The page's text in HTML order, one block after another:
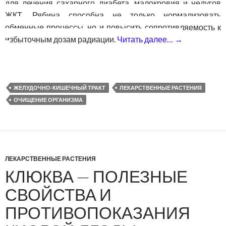
для лечения сахарного диабета, малокровия и недугов
ЖКТ. Рябина способна не только нормализовать
обменные процессы, но и повысить сопротивляемость к
избыточным дозам радиации. Читать далее… →
ЖЕЛУДОЧНО-КИШЕЧНЫЙ ТРАКТ
ЛЕКАРСТВЕННЫЕ РАСТЕНИЯ
ОЧИЩЕНИЕ ОРГАНИЗМА
ЛЕКАРСТВЕННЫЕ РАСТЕНИЯ
КЛЮКВА — ПОЛЕЗНЫЕ
СВОЙСТВА И
ПРОТИВОПОКАЗАНИЯ